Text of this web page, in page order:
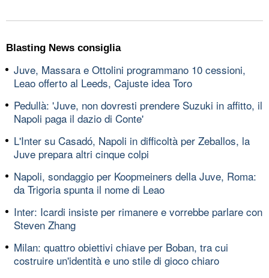
Blasting News consiglia
Juve, Massara e Ottolini programmano 10 cessioni,
Leao offerto al Leeds, Cajuste idea Toro
Pedullà: 'Juve, non dovresti prendere Suzuki in affitto, il
Napoli paga il dazio di Conte'
L'Inter su Casadó, Napoli in difficoltà per Zeballos, la
Juve prepara altri cinque colpi
Napoli, sondaggio per Koopmeiners della Juve, Roma:
da Trigoria spunta il nome di Leao
Inter: Icardi insiste per rimanere e vorrebbe parlare con
Steven Zhang
Milan: quattro obiettivi chiave per Boban, tra cui
costruire un'identità e uno stile di gioco chiaro